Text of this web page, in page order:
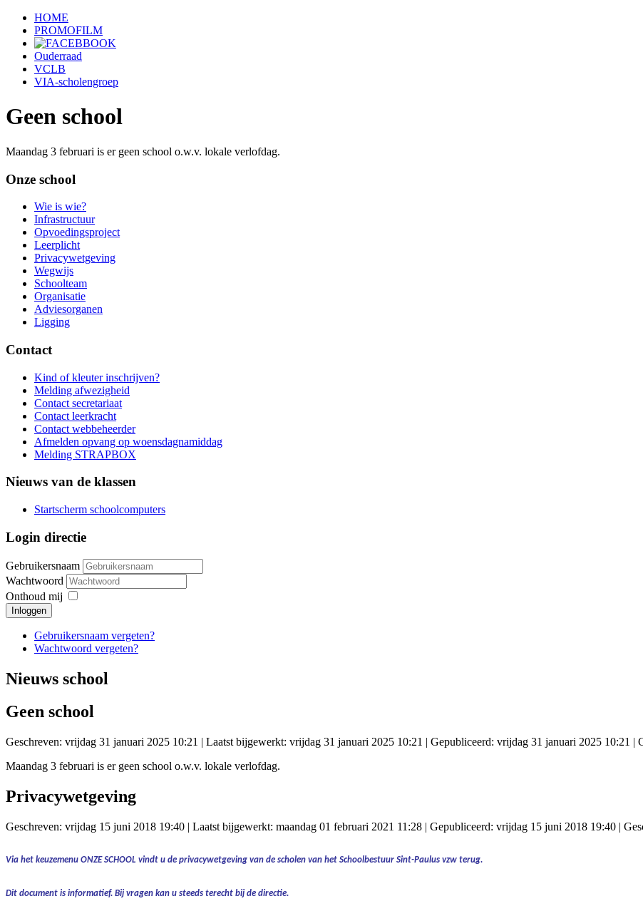
HOME
PROMOFILM
Ouderraad
VCLB
VIA-scholengroep
Geen school
Maandag 3 februari is er geen school o.w.v. lokale verlofdag.
Onze school
Wie is wie?
Infrastructuur
Opvoedingsproject
Leerplicht
Privacywetgeving
Wegwijs
Schoolteam
Organisatie
Adviesorganen
Ligging
Contact
Kind of kleuter inschrijven?
Melding afwezigheid
Contact secretariaat
Contact leerkracht
Contact webbeheerder
Afmelden opvang op woensdagnamiddag
Melding STRAPBOX
Nieuws van de klassen
Startscherm schoolcomputers
Login directie
Gebruikersnaam
Wachtwoord
Onthoud mij
Inloggen
Gebruikersnaam vergeten?
Wachtwoord vergeten?
Nieuws school
Geen school
Geschreven: vrijdag 31 januari 2025 10:21 | Laatst bijgewerkt: vrijdag 31 januari 2025 10:21 | Gepubliceerd: vrijdag 31 januari 2025 10:21 |
Maandag 3 februari is er geen school o.w.v. lokale verlofdag.
Privacywetgeving
Geschreven: vrijdag 15 juni 2018 19:40 | Laatst bijgewerkt: maandag 01 februari 2021 11:28 | Gepubliceerd: vrijdag 15 juni 2018 19:40 |
Via het keuzemenu ONZE SCHOOL vindt u de privacywetgeving van de scholen van het Schoolbestuur Sint-Paulus vzw terug.
Dit document is informatief. Bij vragen kan u steeds terecht bij de directie.